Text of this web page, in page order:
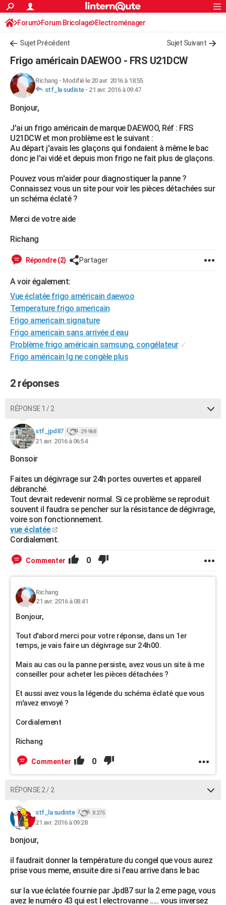
ACTUALITÉS
Politique
Société
Faits Divers
Education
Monde
Villes
+
FINANCE
Retraite
Impôts
Epargne
Immobilier
Risques naturels par ville
Banque
Assurance
Crédit
AUTO
Essais
Réserver un essai
Citadines
Berlines
SUV
Forum auto
+HIGH-TECH
Mobiles
Meilleur smartphone
Internet
Ordinateurs
Jeux vidéo
Guide high-tech
+BRICOLAGE
Forum
Aménagement intérieur
Extérieur
Cuisine
Salle de bains
Jardinage
Rangement
WEEK-END
Guides de France
Escapades
Patrimoine
Expositions
Musées
Week-end nature
+LIFESTYLE
Art de vivre
Bien-être
Modes de vie
SANTE
Alimentation
Guide de la santé
Maladies
Médicaments
Sommeil
VOYAGE
Destinations
City break
Voyage nature
Voyage de noces
Forum
Climat
+PHOTO
GUIDES D'ACHAT
BONS PLANS
CARTE DE VOEUX
Carte de Noël
Carte Bonne année
Carte Saint-Valentin
Carte Pâques
Carte d'anniversaire
DICTIONNAIRE
Dictionnaire
Biographies
Citations
Expressions
Proverbes
PROGRAMME TV
COPAINS D'AVANT
S'inscrire
Se connecter
Lycées
Collèges
Primaires
Universités
Entreprises
Service militaire
Avis de recherche
AVIS DE DÉCÈS
S'inscrire
Connexion
Forum Forum Bricolage Electroménager
Sujet Précédent Sujet Suivant
Frigo américain DAEWOO - FRS U21DCW
Richang - Modifié le 20 avr. 2016 à 18:55
stf_la sudiste- 21 avr. 2016 à 09:47
Bonjour,
J'ai un frigo américain de marque DAEWOO, Réf : FRS
U21DCW et mon problème est le suivant :
Au départ j'avais les glaçons qui fondaient à même le bac
donc je l'ai vidé et depuis mon frigo ne fait plus de glaçons.
Pouvez vous m'aider pour diagnostiquer la panne ?
Connaissez vous un site pour voir les pièces détachées sur
un schéma éclaté ?
Merci de votre aide
Richang
Répondre (2) Partager
A voir également:
Vue éclatée frigo américain daewoo
Temperature frigo americain
Frigo americain signature
Frigo americain sans arrivée d eau
Problème frigo américain samsung, congélateur ✓
Frigo américain lg ne congèle plus
2 réponses
RÉPONSE 1 / 2
stf_jpd87 29 968
21 avr. 2016 à 06:54
Bonsoir
Faites un dégivrage sur 24h portes ouvertes et appareil
débranché.
Tout devrait redevenir normal. Si ce problème se reproduit
souvent il faudra se pencher sur la résistance de dégivrage,
voire son fonctionnement.
vue éclatée
Cordialement.
Commenter 0
Richang
21 avr. 2016 à 08:41
Bonjour,
Tout d'abord merci pour votre réponse, dans un 1er
temps, je vais faire un dégivrage sur 24h00.
Mais au cas ou la panne persiste, avez vous un site à me
conseiller pour acheter les pièces détachées ?
Et aussi avez vous la légende du schéma éclaté que vous
m'avez envoyé ?
Cordialement
Richang
Commenter 0
RÉPONSE 2 / 2
stf_la sudiste 8 275
21 avr. 2016 à 09:28
bonjour,
il faudrait donner la température du congel que vous aurez
prise vous meme, ensuite dire si l'eau arrive dans le bac
sur la vue éclatée fournie par Jpd87 sur la 2 eme page, vous
avez le numéro 43 qui est l electrovanne ..... vous inversez